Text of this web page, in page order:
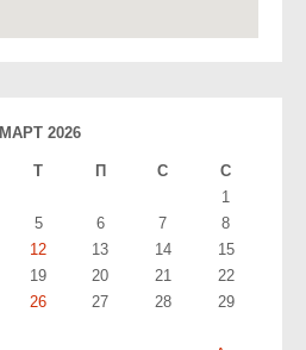
МАРТ 2026
T П С С
1
5 6 7
8
12 13 14
15
19 20 21
22
26 27 28
29